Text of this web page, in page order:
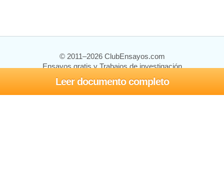
Leer documento completo
© 2011–2026 ClubEnsayos.com
Ensayos gratis y Trabajos de investigación